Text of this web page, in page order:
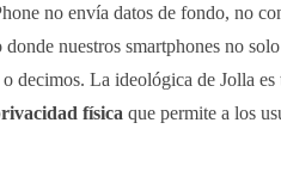
no envía datos de fondo, no
nuestros smartphones no
decimos. La ideológica de Jolla
física que permite a los